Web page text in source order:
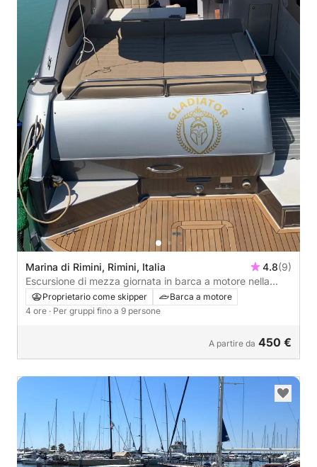
Marina di Rimini, Rimini, Italia 4.8(9)
Escursione di mezza giornata in barca a motore nella
provincia di Rimini.
Proprietario come skipper
Barca a motore
4 ore · Per gruppi fino a 9 persone
A partire da 450 €